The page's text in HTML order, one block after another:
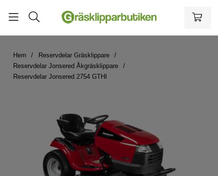
Hem
Reservdelar Gräsklippare
Reservdelar Jonsered Åkgräsklippare
Reservdelar Jonsered 2754 GTHI